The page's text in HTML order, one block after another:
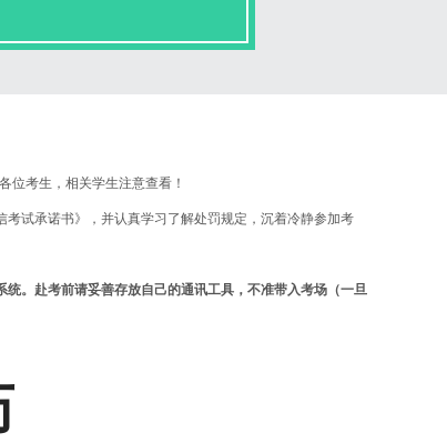
入学考试
考试时间
考生，相关学生注意查看！
试承诺书》，并认真学习了解处罚规定，沉着冷静参加考
。赴考前请妥善存放自己的通讯工具，不准带入考场（一旦
）查阅。违纪考生名单及处理结果将在下次考试时在